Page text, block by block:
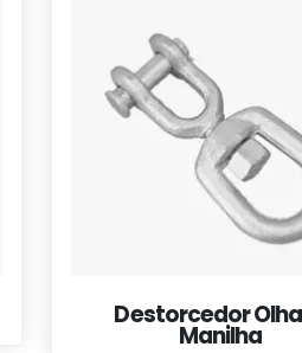
Destorcedor
Manilha